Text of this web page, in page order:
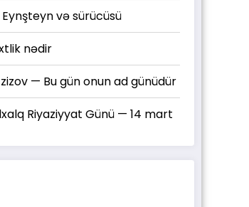
və sürücüsü
nədir
— Bu gün onun ad günüdür
Riyaziyyat Günü — 14 mart